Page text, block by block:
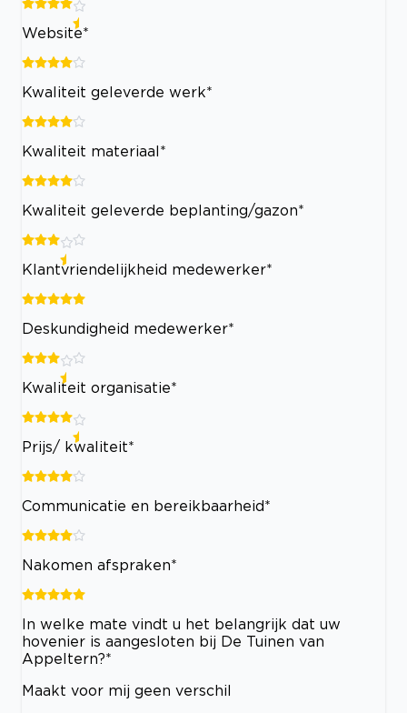
Website*
Kwaliteit geleverde werk*
Kwaliteit materiaal*
Kwaliteit geleverde beplanting/gazon*
Klantvriendelijkheid medewerker*
Deskundigheid medewerker*
Kwaliteit organisatie*
Prijs/ kwaliteit*
Communicatie en bereikbaarheid*
Nakomen afspraken*
In welke mate vindt u het belangrijk dat uw
hovenier is aangesloten bij De Tuinen van
Appeltern?*
Maakt voor mij geen verschil